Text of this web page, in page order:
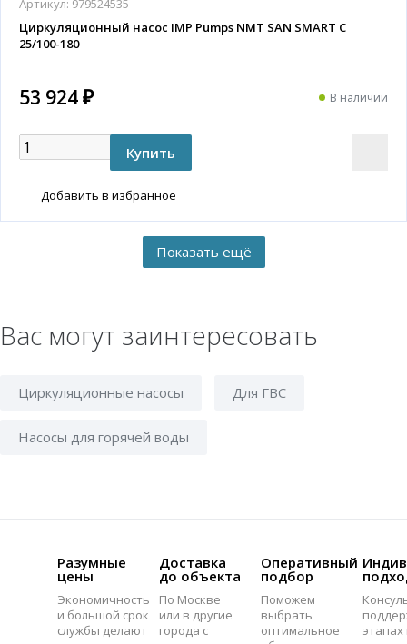
Артикул: 979524535
Циркуляционный насос IMP Pumps NMT SAN SMART C
25/100-180
53 924 ₽ В наличии
Добавить в избранное
Вас могут заинтересовать
Циркуляционные насосы Для ГВС
Насосы для горячей воды
Разумные
цены
Экономичность
и большой срок
службы делают
Доставка
до объекта
По Москве
или в другие
города с
Оперативный
подбор
Поможем
выбрать
оптимальное
этапах